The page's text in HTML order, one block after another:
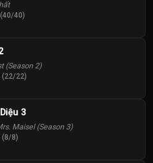
40)
(Season 2)
(22/22)
3
Maisel (Season 3)
(8/8)